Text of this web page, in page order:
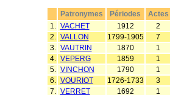
Patronymes Périodes
Actes
1. VACHET 1912
2
2. VALLON 1799-1905
7
3. VAUTRIN 1870
1
4. VEPERG 1859
1
5. VINCHON 1790
1
6. VOURIOT 1726-1733
3
7. VERRET 1692
1